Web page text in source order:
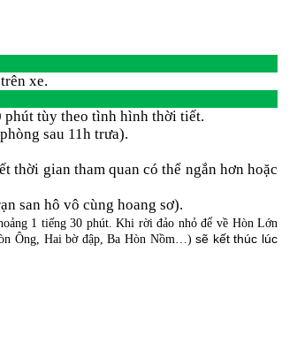
xe.
phút tùy theo tình hình thời tiết.
sau 11h trưa).
thời gian tham quan có thể ngắn hơn hoặc
san hô vô cùng hoang sơ).
1 tiếng 30 phút. Khi rời đảo nhỏ để về Hòn Lớn
Ông, Hai bờ đập, Ba Hòn Nồm…) sẽ kết thúc lúc